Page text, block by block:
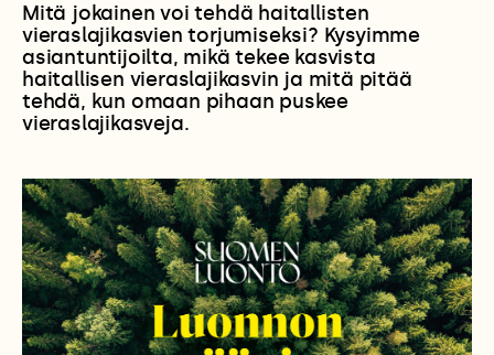
Mitä jokainen voi tehdä haitallisten
vieraslajikasvien torjumiseksi? Kysyimme
asiantuntijoilta, mikä tekee kasvista
haitallisen vieraslajikasvin ja mitä pitää
tehdä, kun omaan pihaan puskee
vieraslajikasveja.